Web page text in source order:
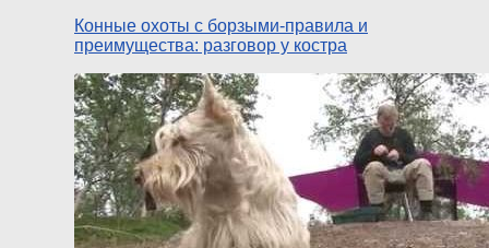
Конные охоты с борзыми-правила и
преимущества: разговор у костра